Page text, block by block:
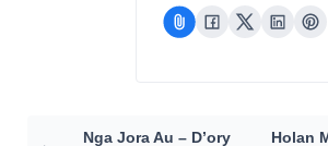
Nga Jora Au – D’ory
Holan